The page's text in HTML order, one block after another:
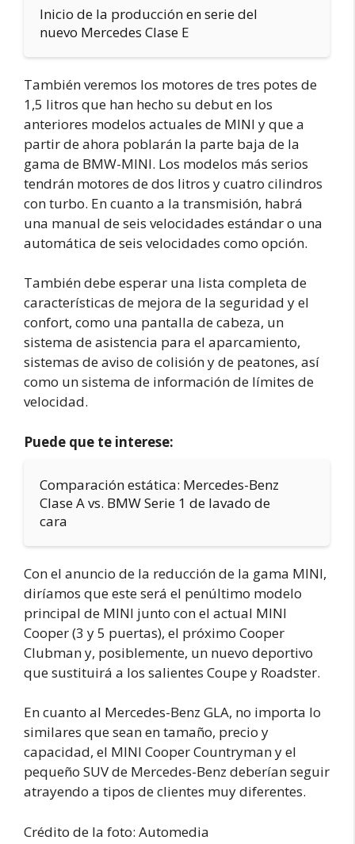
Inicio de la producción en serie del
nuevo Mercedes Clase E
También veremos los motores de tres potes de
1,5 litros que han hecho su debut en los
anteriores modelos actuales de MINI y que a
partir de ahora poblarán la parte baja de la
gama de BMW-MINI. Los modelos más serios
tendrán motores de dos litros y cuatro cilindros
con turbo. En cuanto a la transmisión, habrá
una manual de seis velocidades estándar o una
automática de seis velocidades como opción.
También debe esperar una lista completa de
características de mejora de la seguridad y el
confort, como una pantalla de cabeza, un
sistema de asistencia para el aparcamiento,
sistemas de aviso de colisión y de peatones, así
como un sistema de información de límites de
velocidad.
Puede que te interese:
Comparación estática: Mercedes-Benz
Clase A vs. BMW Serie 1 de lavado de
cara
Con el anuncio de la reducción de la gama MINI,
diríamos que este será el penúltimo modelo
principal de MINI junto con el actual MINI
Cooper (3 y 5 puertas), el próximo Cooper
Clubman y, posiblemente, un nuevo deportivo
que sustituirá a los salientes Coupe y Roadster.
En cuanto al Mercedes-Benz GLA, no importa lo
similares que sean en tamaño, precio y
capacidad, el MINI Cooper Countryman y el
pequeño SUV de Mercedes-Benz deberían seguir
atrayendo a tipos de clientes muy diferentes.
Crédito de la foto: Automedia